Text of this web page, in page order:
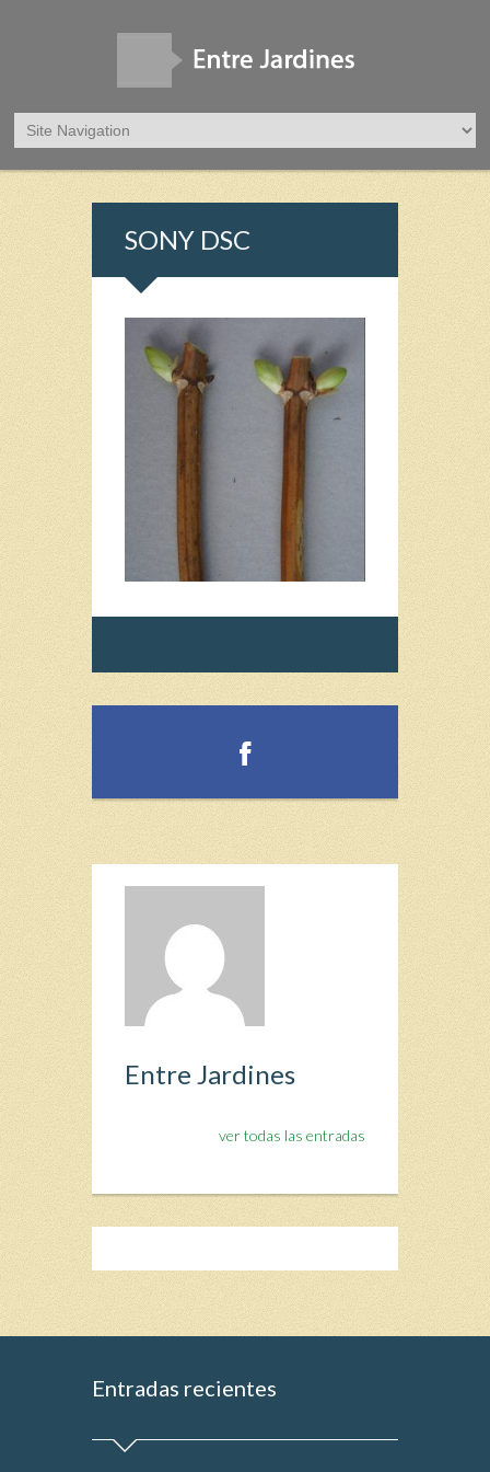
SONY DSC
Entre Jardines
ver todas las entradas
Entradas recientes